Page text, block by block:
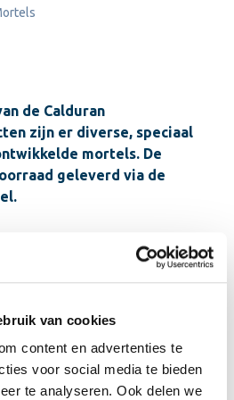
van cookies
content en advertenties te
voor social media te bieden
te analyseren. Ook delen we
de Calduran
zijn er diverse, speciaal
mortels. De
geleverd via de
voor alle kalkzandsteen
voor de verlijming van
wanden. Meer informatie.